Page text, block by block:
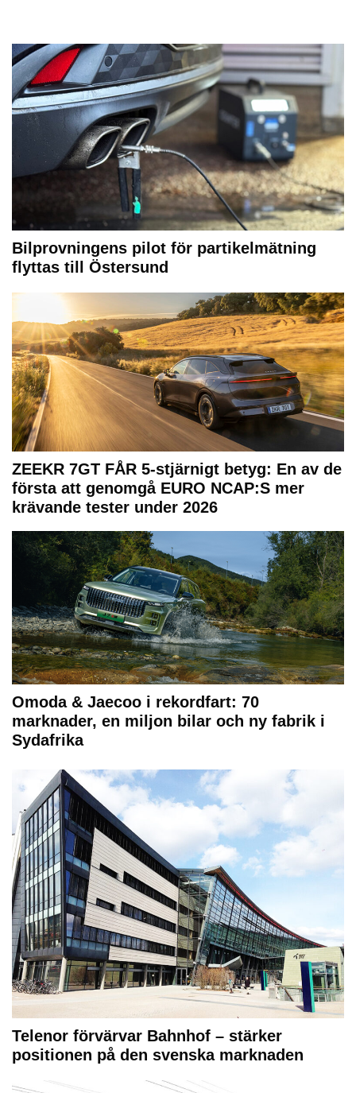
Bilprovningens pilot för partikelmätning
flyttas till Östersund
ZEEKR 7GT FÅR 5-stjärnigt betyg: En av de
första att genomgå EURO NCAP:S mer
krävande tester under 2026
Omoda & Jaecoo i rekordfart: 70
marknader, en miljon bilar och ny fabrik i
Sydafrika
Telenor förvärvar Bahnhof – stärker
positionen på den svenska marknaden